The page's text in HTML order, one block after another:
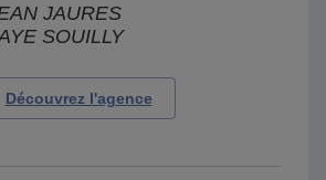
JAURES
SOUILLY
Découvrez l'agence